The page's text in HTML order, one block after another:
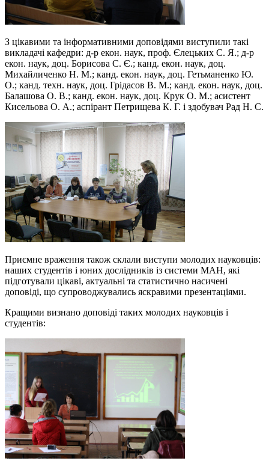
З цікавими та інформативними доповідями виступили такі
викладачі кафедри: д-р екон. наук, проф. Єлецьких С. Я.; д-р
екон. наук, доц. Борисова С. Є.; канд. екон. наук, доц.
Михайличенко Н. М.; канд. екон. наук, доц. Гетьманенко Ю.
О.; канд. техн. наук, доц. Грідасов В. М.; канд. екон. наук, доц.
Балашова О. В.; канд. екон. наук, доц. Крук О. М.; асистент
Кисельова О. А.; аспірант Петрищева К. Г. і здобувач Рад Н. С.
Приємне враження також склали виступи молодих науковців:
наших студентів і юних дослідників із системи МАН, які
підготували цікаві, актуальні та статистично насичені
доповіді, що супроводжувались яскравими презентаціями.
Кращими визнано доповіді таких молодих науковців і
студентів: